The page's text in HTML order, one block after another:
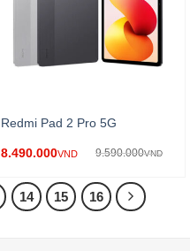
Redmi Pad 2 Pro 5G
8.490.000VND 9.590.000VND
14 15 16